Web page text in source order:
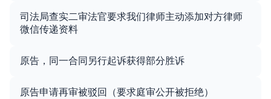
司法局查实二审法官要求我们律师主动添加对方律师
微信传递资料
原告，同一合同另行起诉获得部分胜诉
原告申请再审被驳回（要求庭审公开被拒绝）